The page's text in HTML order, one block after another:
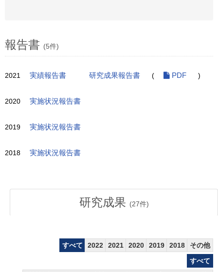
報告書 (5件)
2021 実績報告書 研究成果報告書 ( PDF )
2020 実施状況報告書
2019 実施状況報告書
2018 実施状況報告書
研究成果 (27件)
すべて 2022 2021 2020 2019 2018
その他
すべて